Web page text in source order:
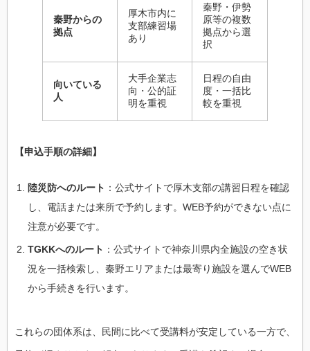
秦野からの
拠点
厚木市内に
支部練習場
あり
秦野・伊勢
原等の複数
拠点から選
択
向いている
人
大手企業志
向・公的証
明を重視
日程の自由
度・一括比
較を重視
【申込手順の詳細】
陸災防へのルート ：公式サイトで厚木支部の講習日程を確認
し、電話または来所で予約します。WEB予約ができない点に
注意が必要です。
TGKKへのルート ：公式サイトで神奈川県内全施設の空き状
況を一括検索し、秦野エリアまたは最寄り施設を選んでWEB
から手続きを行います。
これらの団体系は、民間に比べて受講料が安定している一方で、